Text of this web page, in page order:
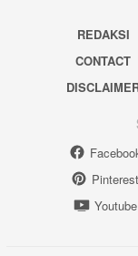
REDAKSI
CONTACT
Pinterest
Youtube